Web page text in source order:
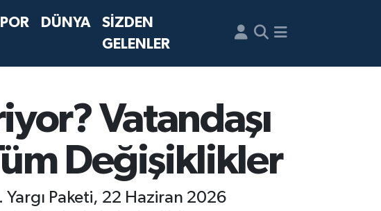
DÜNYA
SİZDEN
GELENLER
Vatandaşı
Değişiklikler
Paketi, 22 Haziran 2026